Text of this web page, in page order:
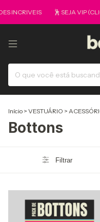
🕺 SEJA VIP
Início > VESTUÁRIO >
Bottons
Filtrar